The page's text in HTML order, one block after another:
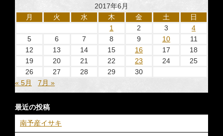
2017年6月
月
火 水 木 金 土
日
1
2 3
4
5
6 7 8 9 10
11
12
13 14 15 16 17
18
19
20 21 22 23 24
25
26
27 28 29
30
« 5月
7月 »
最近の投稿
南予産イサキ